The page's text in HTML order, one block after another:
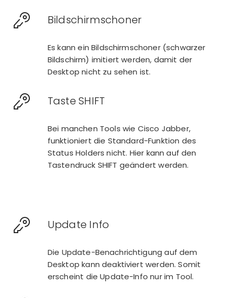
Bildschirmschoner
Es kann ein Bildschirmschoner (schwarzer
Bildschirm) imitiert werden, damit der
Desktop nicht zu sehen ist.
Taste SHIFT
Bei manchen Tools wie Cisco Jabber,
funktioniert die Standard-Funktion des
Status Holders nicht. Hier kann auf den
Tastendruck SHIFT geändert werden.
Update Info
Die Update-Benachrichtigung auf dem
Desktop kann deaktiviert werden. Somit
erscheint die Update-Info nur im Tool.